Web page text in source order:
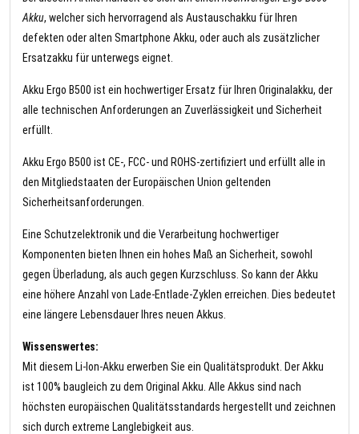
Akku, welcher sich hervorragend als Austauschakku für Ihren
defekten oder alten Smartphone Akku, oder auch als zusätzlicher
Ersatzakku für unterwegs eignet.
Akku Ergo B500 ist ein hochwertiger Ersatz für Ihren Originalakku, der
alle technischen Anforderungen an Zuverlässigkeit und Sicherheit
erfüllt.
Akku Ergo B500 ist CE-, FCC- und ROHS-zertifiziert und erfüllt alle in
den Mitgliedstaaten der Europäischen Union geltenden
Sicherheitsanforderungen.
Eine Schutzelektronik und die Verarbeitung hochwertiger
Komponenten bieten Ihnen ein hohes Maß an Sicherheit, sowohl
gegen Überladung, als auch gegen Kurzschluss. So kann der Akku
eine höhere Anzahl von Lade-Entlade-Zyklen erreichen. Dies bedeutet
eine längere Lebensdauer Ihres neuen Akkus.
Wissenswertes:
Mit diesem Li-Ion-Akku erwerben Sie ein Qualitätsprodukt. Der Akku
ist 100% baugleich zu dem Original Akku. Alle Akkus sind nach
höchsten europäischen Qualitätsstandards hergestellt und zeichnen
sich durch extreme Langlebigkeit aus.